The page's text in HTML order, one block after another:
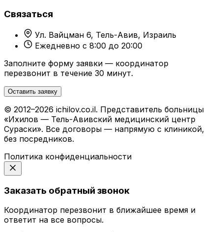
Связаться
Ул. Вайцман 6, Тель-Авив, Израиль
Ежедневно с 8:00 до 20:00
Заполните форму заявки — координатор
перезвонит в течение 30 минут.
Оставить заявку
© 2012–2026 ichilov.co.il. Представитель больницы
«Ихилов — Тель-Авивский медицинский центр
Сураски». Все договоры — напрямую с клиникой,
без посредников.
Политика конфиденциальности
Заказать обратный звонок
Координатор перезвонит в ближайшее время и
ответит на все вопросы.